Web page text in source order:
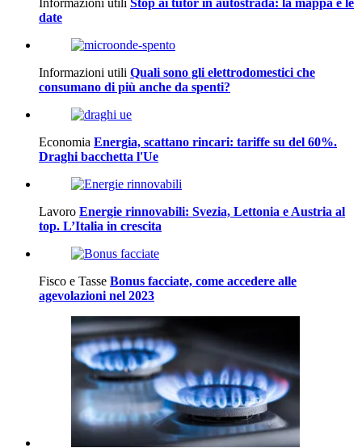
Informazioni utili Stop ai tutor in autostrada: la mappa e le
date
Informazioni utili Quali sono gli elettrodomestici che
consumano di più anche da spenti?
Economia Energia, scattano rincari: tariffe su del 60%.
Draghi bacchetta l'Ue
Lavoro Energie rinnovabili: Svezia, Lettonia e Austria al
top. L’Italia in crescita
Fisco e Tasse Bonus facciate, come accedere alle
agevolazioni nel 2023